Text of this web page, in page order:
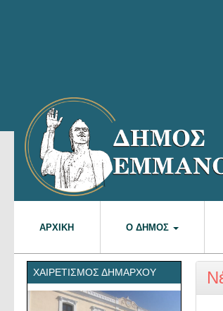
ΑΡΧΙΚΉ Ο ΔΉΜΟΣ
ΧΑΙΡΕΤΙΣΜΌΣ ΔΗΜΆΡΧΟΥ